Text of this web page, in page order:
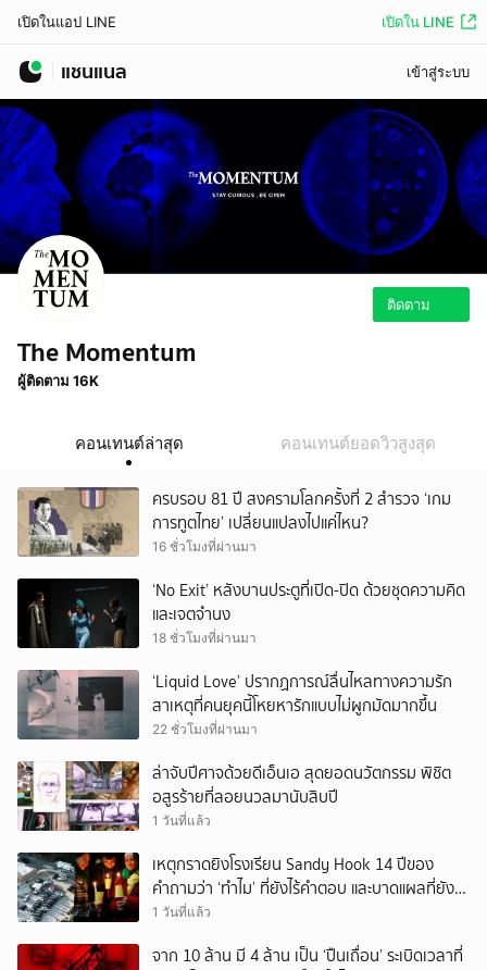
เปิดในแอป LINE เปิดใน LINE
แชนแนล เข้าสู่ระบบ
ติดตาม
The Momentum
ผู้ติดตาม 16K
คอนเทนต์ล่าสุด คอนเทนต์ยอดวิวสูงสุด
ครบรอบ 81 ปี สงครามโลกครั้งที่ 2 สำรวจ ‘เกม
การทูตไทย’ เปลี่ยนแปลงไปแค่ไหน?
16 ชั่วโมงที่ผ่านมา
‘No Exit’ หลังบานประตูที่เปิด-ปิด ด้วยชุดความคิด
และเจตจำนง
18 ชั่วโมงที่ผ่านมา
‘Liquid Love’ ปรากฏการณ์ลื่นไหลทางความรัก
สาเหตุที่คนยุคนี้โหยหารักแบบไม่ผูกมัดมากขึ้น
22 ชั่วโมงที่ผ่านมา
ล่าจับปีศาจด้วยดีเอ็นเอ สุดยอดนวัตกรรม พิชิต
อสูรร้ายที่ลอยนวลมานับสิบปี
1 วันที่แล้ว
เหตุกราดยิงโรงเรียน Sandy Hook 14 ปีของ
คำถามว่า ‘ทำไม’ ที่ยังไร้คำตอบ และบาดแผลที่ยัง
ทวงความรับผิดชอบไม่จบ
1 วันที่แล้ว
จาก 10 ล้าน มี 4 ล้าน เป็น ‘ปืนเถื่อน’ ระเบิดเวลาที่